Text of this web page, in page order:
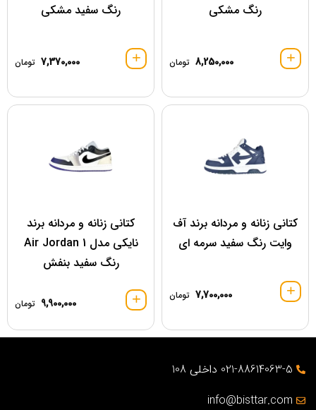
رنگ مشکی
8,250,000 تومان
رنگ سفید مشکی
7,370,000 تومان
کتانی زنانه و مردانه برند آف
وایت رنگ سفید سرمه ای
7,700,000 تومان
کتانی زنانه و مردانه برند
نایکی مدل Air Jordan 1
رنگ سفید بنفش
9,900,000 تومان
021-88614063-5 داخلی 108
info@bisttar.com